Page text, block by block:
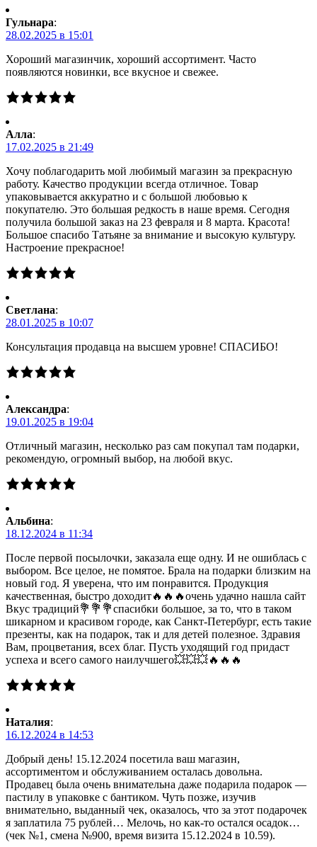
Гульнара:
28.02.2025 в 15:01
Хороший магазинчик, хороший ассортимент. Часто
появляются новинки, все вкусное и свежее.
Алла:
17.02.2025 в 21:49
Хочу поблагодарить мой любимый магазин за прекрасную
работу. Качество продукции всегда отличное. Товар
упаковывается аккуратно и с большой любовью к
покупателю. Это большая редкость в наше время. Сегодня
получила большой заказ на 23 февраля и 8 марта. Красота!
Большое спасибо Татьяне за внимание и высокую культуру.
Настроение прекрасное!
Светлана:
28.01.2025 в 10:07
Консультация продавца на высшем уровне! СПАСИБО!
Александра:
19.01.2025 в 19:04
Отличный магазин, несколько раз сам покупал там подарки,
рекомендую, огромный выбор, на любой вкус.
Альбина:
18.12.2024 в 11:34
После первой посылочки, заказала еще одну. И не ошиблась с
выбором. Все целое, не помятое. Брала на подарки близким на
новый год. Я уверена, что им понравится. Продукция
качественная, быстро доходит🔥🔥🔥очень удачно нашла сайт
Вкус традиций💐💐💐спасибки большое, за то, что в таком
шикарном и красивом городе, как Санкт-Петербург, есть такие
презенты, как на подарок, так и для детей полезное. Здравия
Вам, процветания, всех благ. Пусть уходящий год придаст
успеха и всего самого наилучшего💥💥💥🔥🔥🔥
Наталия:
16.12.2024 в 14:53
Добрый день! 15.12.2024 посетила ваш магазин,
ассортиментом и обслуживанием осталась довольна.
Продавец была очень внимательна даже подарила подарок —
пастилу в упаковке с бантиком. Чуть позже, изучив
внимательно, выданный чек, оказалось, что за этот подарочек
я заплатила 75 рублей… Мелочь, но как-то остался осадок…
(чек №1, смена №900, время визита 15.12.2024 в 10.59).